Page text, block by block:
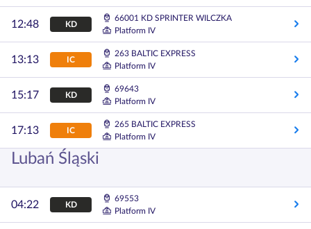
12:48 KD
66001 KD SPRINTER WILCZKA
Platform IV
13:13 IC
263 BALTIC EXPRESS
Platform IV
15:17 KD
69643
Platform IV
17:13 IC
265 BALTIC EXPRESS
Platform IV
Lubań Śląski
04:22 KD
69553
Platform IV